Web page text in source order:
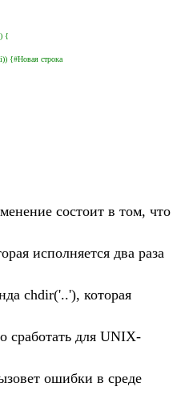
{
{#Новая строка
состоит в том, что
исполняется два раза
chdir('..'), которая
сработать для UNIX-
ошибки в среде